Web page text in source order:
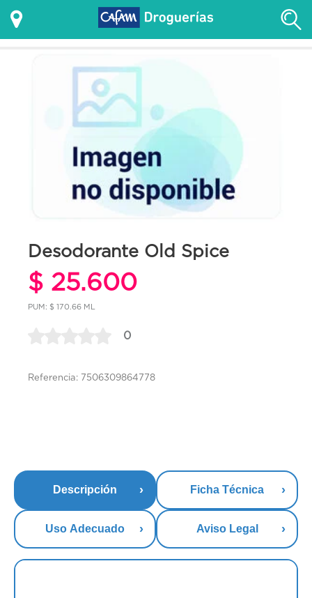
Desodorante Old Spice
$ 25.600
PUM: $ 170.66 ML
0
Referencia: 7506309864778
Descripción Ficha Técnica
Uso Adecuado Aviso Legal